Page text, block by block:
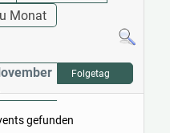
Monat
Folgetag
gefunden